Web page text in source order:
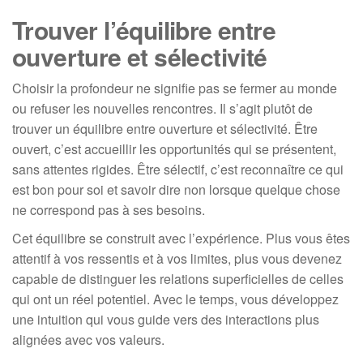
Trouver l’équilibre entre
ouverture et sélectivité
Choisir la profondeur ne signifie pas se fermer au monde
ou refuser les nouvelles rencontres. Il s’agit plutôt de
trouver un équilibre entre ouverture et sélectivité. Être
ouvert, c’est accueillir les opportunités qui se présentent,
sans attentes rigides. Être sélectif, c’est reconnaître ce qui
est bon pour soi et savoir dire non lorsque quelque chose
ne correspond pas à ses besoins.
Cet équilibre se construit avec l’expérience. Plus vous êtes
attentif à vos ressentis et à vos limites, plus vous devenez
capable de distinguer les relations superficielles de celles
qui ont un réel potentiel. Avec le temps, vous développez
une intuition qui vous guide vers des interactions plus
alignées avec vos valeurs.